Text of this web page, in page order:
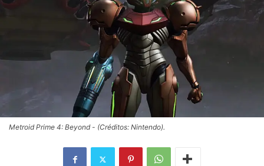
Metroid Prime 4: Beyond - (Créditos: Nintendo).